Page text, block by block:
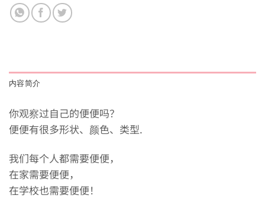
内容简介
你观察过自己的便便吗？
便便有很多形状、颜色、类型.
我们每个人都需要便便，
在家需要便便，
在学校也需要便便！